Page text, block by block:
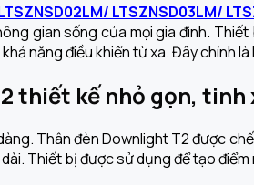
LTSZNSD03LM/
gian sống của mọi gia đình.
năng điều khiển từ xa. Đây chính
thiết kế nhỏ gọn, tinh
Thân đèn Downlight T2 được
Thiết bị được sử dụng để tạo